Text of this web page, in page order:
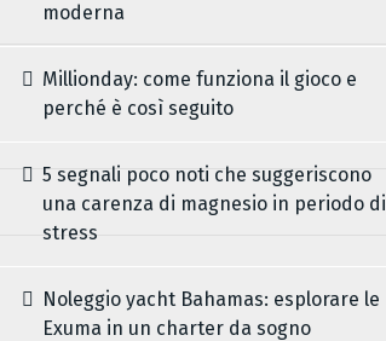
moderna
Millionday: come funziona il gioco e
perché è così seguito
5 segnali poco noti che suggeriscono
una carenza di magnesio in periodo di
stress
Noleggio yacht Bahamas: esplorare le
Exuma in un charter da sogno